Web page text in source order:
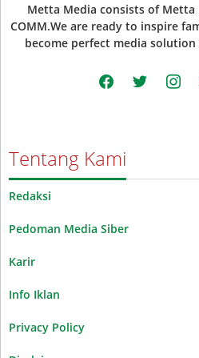
Metta Media consists of Metta
COMM.We are ready to inspire
become perfect media
facebooktwitter
Tentang Kami
Redaksi
Pedoman Media Siber
Karir
Info Iklan
Privacy Policy